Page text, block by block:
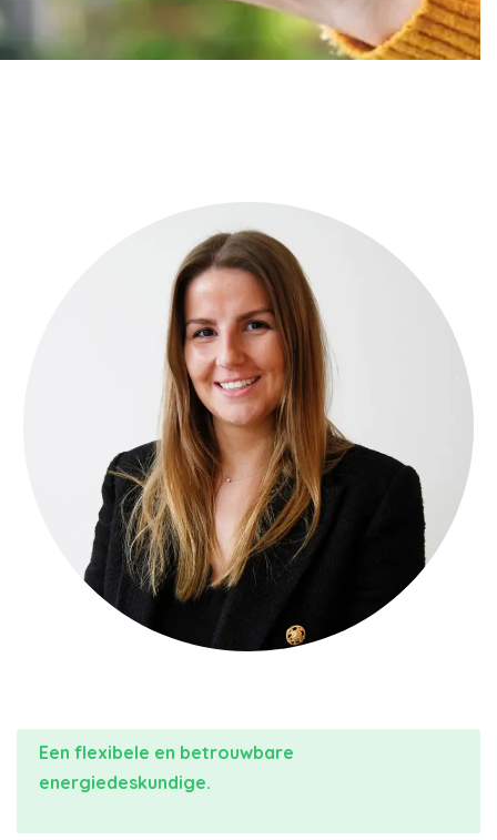
Een flexibele en betrouwbare
energiedeskundige.